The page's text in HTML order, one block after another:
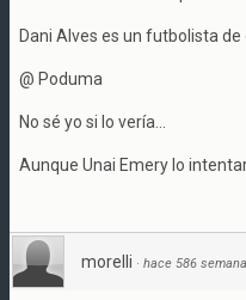
Dani Alves es un futbolista de
@ Poduma
No sé yo si lo vería...
Aunque Unai Emery lo
morelli · hace 586